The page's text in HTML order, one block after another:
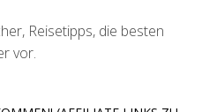
Reisetipps, die besten
vor.